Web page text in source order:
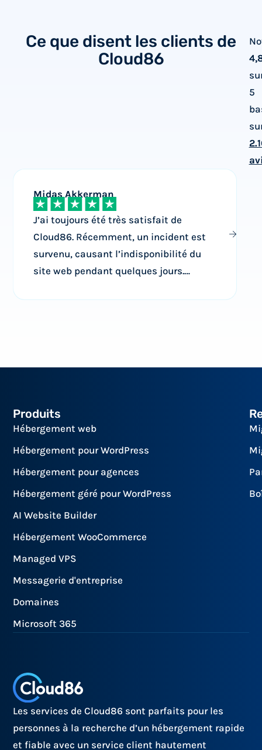
Ce que disent les clients de
Cloud86
5
Midas Akkerman
J’ai toujours été très satisfait de
Cloud86. Récemment, un incident est
survenu, causant l’indisponibilité du
site web pendant quelques jours.
Produits
Hébergement web
Hébergement pour WordPress
Hébergement pour agences
Hébergement géré pour WordPress
AI Website Builder
Hébergement WooCommerce
Managed VPS
Messagerie d'entreprise
Domaines
Microsoft 365
Les services de Cloud86 sont parfaits pour les
personnes à la recherche d’un hébergement rapide
et fiable avec un service client hautement